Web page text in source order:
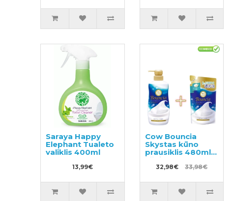
užpildas 300ml
Saraya Happy
Elephant Tualeto
valiklis 400ml
13,99€
Cow Bouncia
Skystas kūno
prausiklis 480ml +
užpildas 360ml
32,98€ 33,98€